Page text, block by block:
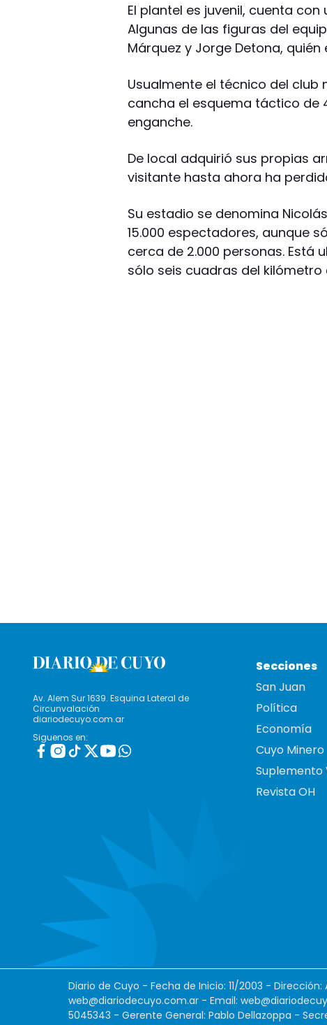
El plantel es juvenil, cuenta
Algunas de las figuras del
Márquez y Jorge Detona,
Usualmente el técnico del club
cancha el esquema táctico de
enganche.
De local adquirió sus propias
visitante hasta ahora ha
Su estadio se denomina
15.000 espectadores, aunque
cerca de 2.000 personas. Está
sólo seis cuadras del
Av. Alem Sur 1639. Esquina Lateral de
Circunvalación
diariodecuyo.com.ar
Siguenos en:
Secciones
San Juan
Política
Economía
Cuyo Minero
Suplemento
Revista OH
Diario de Cuyo - Fecha de Inicio: 11/2003 -
web@diariodecuyo.com.ar - Email:
5045343 - Gerente General: Pablo Dellazoppa -